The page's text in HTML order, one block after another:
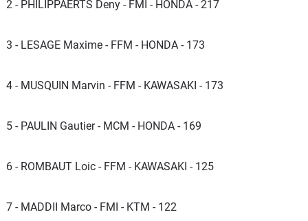
2 - PHILIPPAERTS Deny - FMI - HONDA - 217
3 - LESAGE Maxime - FFM - HONDA - 173
4 - MUSQUIN Marvin - FFM - KAWASAKI - 173
5 - PAULIN Gautier - MCM - HONDA - 169
6 - ROMBAUT Loic - FFM - KAWASAKI - 125
7 - MADDII Marco - FMI - KTM - 122